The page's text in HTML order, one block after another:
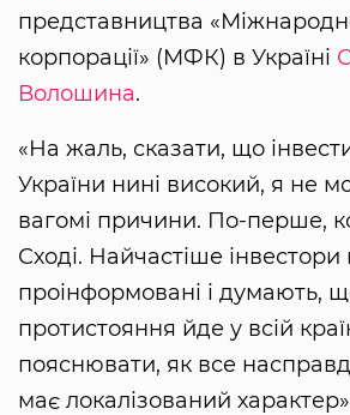
представництва
корпорації» (МФК) в Україні
Волошина.
«На жаль, сказати, що
України нині високий, я не
вагомі причини. По-перше,
Сході. Найчастіше
проінформовані і думають,
протистояння йде у всій
пояснювати, як все
має локалізований